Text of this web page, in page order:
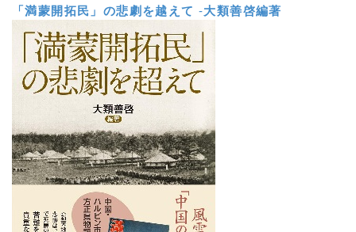
「満蒙開拓民」の悲劇を越えて -大類善啓編著